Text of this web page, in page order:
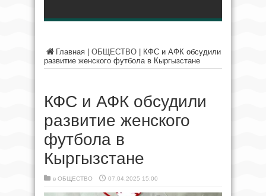
Главная ОБЩЕСТВО
КФС и АФК обсудили
развитие женского футбола в Кыргызстане
КФС и АФК обсудили
развитие женского
футбола в
Кыргызстане
в ОБЩЕСТВО 07.04.2025 15:00